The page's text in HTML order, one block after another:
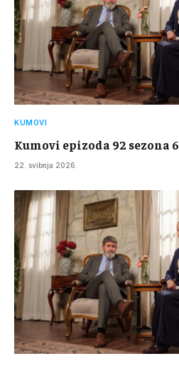
KUMOVI
Kumovi epizoda 92 sezona 6
22. svibnja 2026.